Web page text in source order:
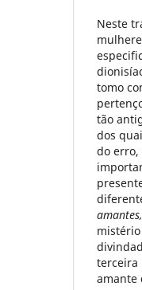
Neste
tomo
tão
dos
do erro,
terceira
amante